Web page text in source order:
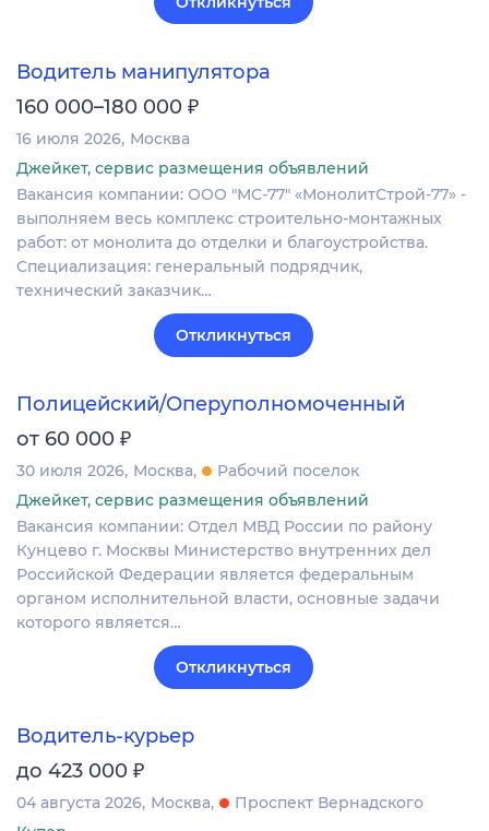
Водитель манипулятора
160 000–180 000 ₽
16 июля 2026 Москва
Джейкет, сервис размещения объявлений
Вакансия компании: ООО "МС-77" «МонолитСтрой-77» -
выполняем весь комплекс строительно-монтажных
работ: от монолита до отделки и благоустройства.
Специализация: генеральный подрядчик,
технический заказчик…
Откликнуться
Полицейский/Оперуполномоченный
от 60 000 ₽
30 июля 2026 Москва
Рабочий поселок
Джейкет, сервис размещения объявлений
Вакансия компании: Отдел МВД России по району
Кунцево г. Москвы Министерство внутренних дел
Российской Федерации является федеральным
органом исполнительной власти, основные задачи
которого является…
Откликнуться
Водитель-курьер
до 423 000 ₽
04 августа 2026 Москва
Проспект Вернадского